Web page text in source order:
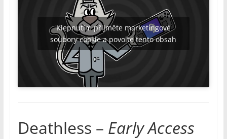
Klepnutím přijměte marketingové
soubory cookie a povolte tento obsah
Deathless – Early Access